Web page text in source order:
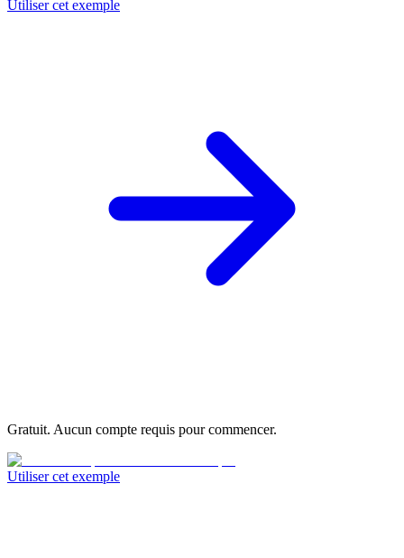
Utiliser cet exemple
Gratuit. Aucun compte requis pour commencer.
Utiliser cet exemple